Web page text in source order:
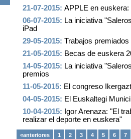
21-07-2015: APPLE en
06-07-2015: La iniciativa
iPad
29-05-2015: Trabajos
21-05-2015: Becas de euskera
14-05-2015: La iniciativa
premios
11-05-2015: El congreso
04-05-2015: El Euskaltegi
10-04-2015: Igor Arenaza: "El
realizar el deporte en euskera"
«anteriores 1 2 3 4 5 6 7